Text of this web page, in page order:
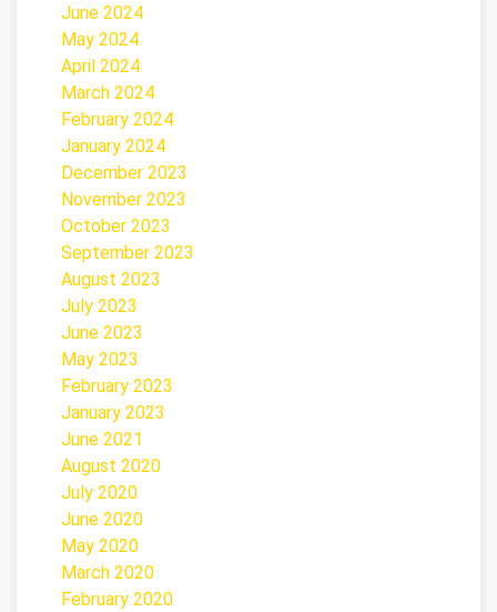
June 2024
May 2024
April 2024
March 2024
February 2024
January 2024
December 2023
November 2023
October 2023
September 2023
August 2023
July 2023
June 2023
May 2023
February 2023
January 2023
June 2021
August 2020
July 2020
June 2020
May 2020
March 2020
February 2020